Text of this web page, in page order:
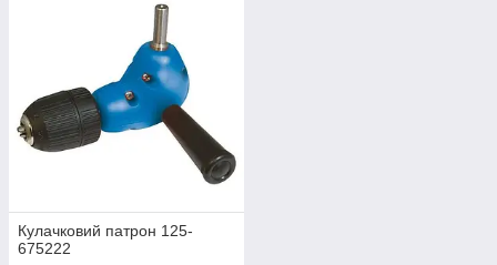
Кулачковий патрон 125-
675222